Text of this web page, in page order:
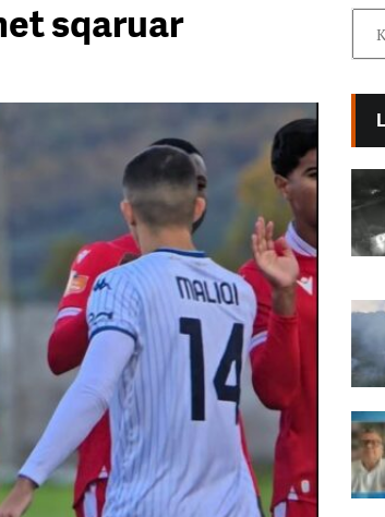
sqaruar
“Po të kërkoj”/ Kllouni me thikë
terrorizoi lagjen, 15-vjeçari
akuzohet për vrasjen e 78-vjeçarit
në SHBA
07 Gusht, 2026
Shqipëria në flakë nga veriu në jug,
IGJEO: Kujdes në fundjavë, rrezik i
lartë për zjarre në 8 qarqe (VIDEO)
07 Gusht, 2026
“Bashkitë që rrezikojnë shkrirjen u
frymëzuan nga revolta në Tiranë”/
Mentor Kikia: “Territorialja” po
trajtohet si hartë elektorale.
Protesta fenomen unik në histori